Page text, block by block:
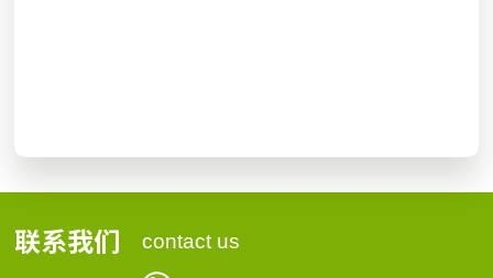
联系我们 contact us